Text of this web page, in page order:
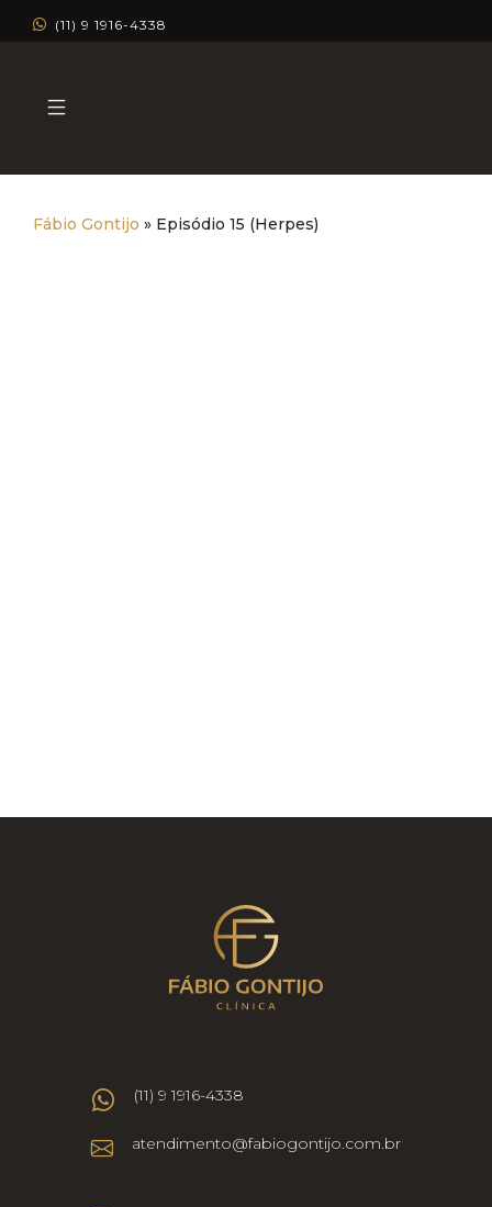
(11) 9 1916-4338
Fábio Gontijo » Episódio 15 (Herpes)
(11) 9 1916-4338
atendimento@fabiogontijo.com.br